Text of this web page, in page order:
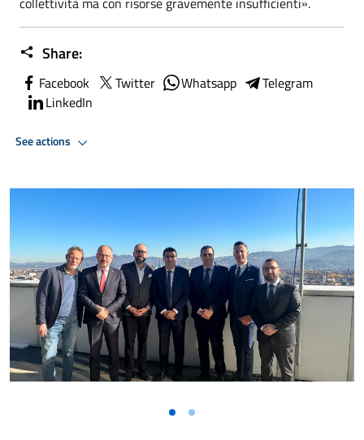
»
Share:
Facebook Twitter Whatsapp
Telegram
LinkedIn
See actions